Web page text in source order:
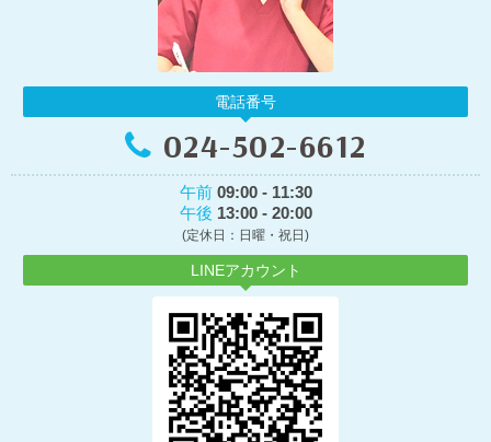
電話番号
024-502-6612
午前 09:00 - 11:30
午後 13:00 - 20:00
(定休日：日曜・祝日)
LINEアカウント